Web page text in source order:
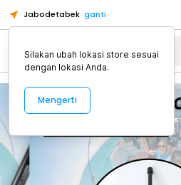
Jabodetabek ganti
Alat Kopi
Silakan ubah lokasi store sesuai
dengan lokasi Anda.
Mengerti